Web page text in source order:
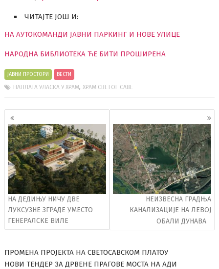
ЧИТАЈТЕ ЈОШ И:
НА АУТОКОМАНДИ ЈАВНИ ПАРКИНГ И НОВЕ УЛИЦЕ
НАРОДНА БИБЛИОТЕКА ЋЕ БИТИ ПРОШИРЕНА
ЈАВНИ ПРОСТОРИ ВЕСТИ
НАПЛАТА УЛАСКА У ХРАМ,ХРАМ СВЕТОГ САВЕ
Кретање
чланака
НА ДЕДИЊУ НИЧУ ДВЕ
ЛУКСУЗНЕ ЗГРАДЕ УМЕСТО
ГЕНЕРАЛСКЕ ВИЛЕ
НЕИЗВЕСНА ГРАДЊА
КАНАЛИЗАЦИЈЕ НА ЛЕВОЈ
ОБАЛИ ДУНАВА
ПРОМЕНА ПРОЈЕКТА НА СВЕТОСАВСКОМ ПЛАТОУ
НОВИ ТЕНДЕР ЗА ДРВЕНЕ ПРАГОВЕ МОСТА НА АДИ